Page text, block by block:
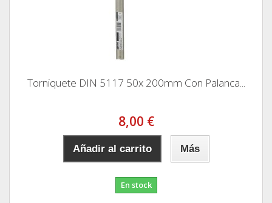
Torniquete DIN 5117 50x 200mm Con Palanca...
8,00 €
Añadir al carrito Más
En stock